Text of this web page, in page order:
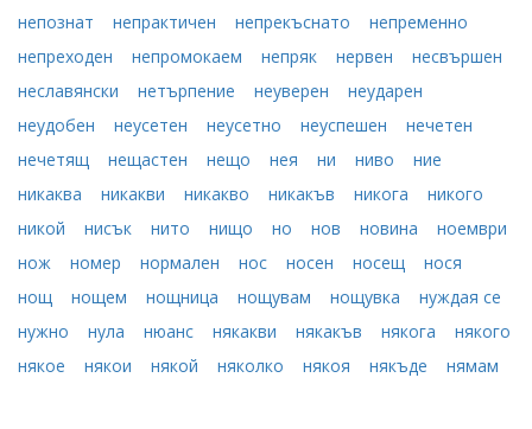
непознат
непрактичен непрекъснато
непременно
непреходен
непромокаем непряк нервен
несвършен
неславянски
нетърпение неуверен
неударен
неудобен
неусетен неусетно неуспешен
нечетен
нечетящ
нещастен нещо нея ни ниво
ние
никаква
никакви никакво никакъв никога
никого
никой
нисък нито нищо но нов новина
ноември
нож
номер нормален нос носен носещ
нося
нощ
нощем нощница нощувам нощувка
нуждая се
нужно
нула нюанс някакви някакъв някога
някого
някое
някои някой няколко някоя някъде нямам